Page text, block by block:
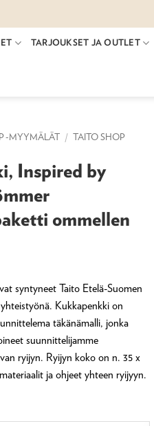
TARJOUKSET JA OUTLET
-MYYMÄLÄT / TAITO SHOP
Inspired by
ommellen
syntyneet Taito Etelä-Suomen
Kukkapenkki on
täkänämalli, jonka
suunnittelijamme
ryijyn. Ryijyn koko on n. 35 x
ja ohjeet yhteen ryijyyn.